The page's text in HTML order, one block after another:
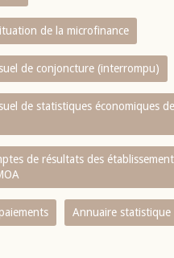
de la microfinance
de conjoncture (interrompu)
de statistiques économiques de
de résultats des
Annuaire statistique